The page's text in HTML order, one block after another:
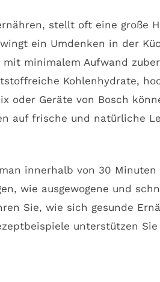
stellt oft eine große
ein Umdenken in der
minimalem Aufwand
Kohlenhydrate,
oder Geräte von Bosch
auf frische und natürliche
innerhalb von 30
wie ausgewogene und
Sie, wie sich gesunde
unterstützen